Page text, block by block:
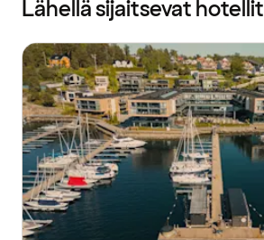
Lähellä sijaitsevat hotellit